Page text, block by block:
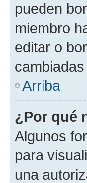
pueden
miembro
editar o
Arriba
¿Por qué
Algunos
para
una